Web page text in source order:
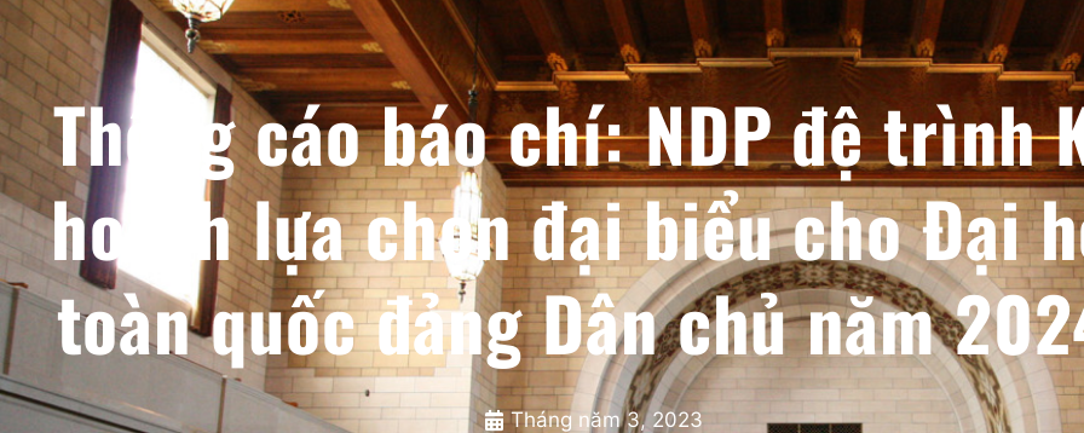
Thông cáo báo chí: NDP đệ trình
hoạch lựa chọn đại biểu cho Đại
toàn quốc đảng Dân chủ năm
Tháng năm 3, 2023